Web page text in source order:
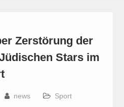
Zerstörung der
Stars im
news Sport